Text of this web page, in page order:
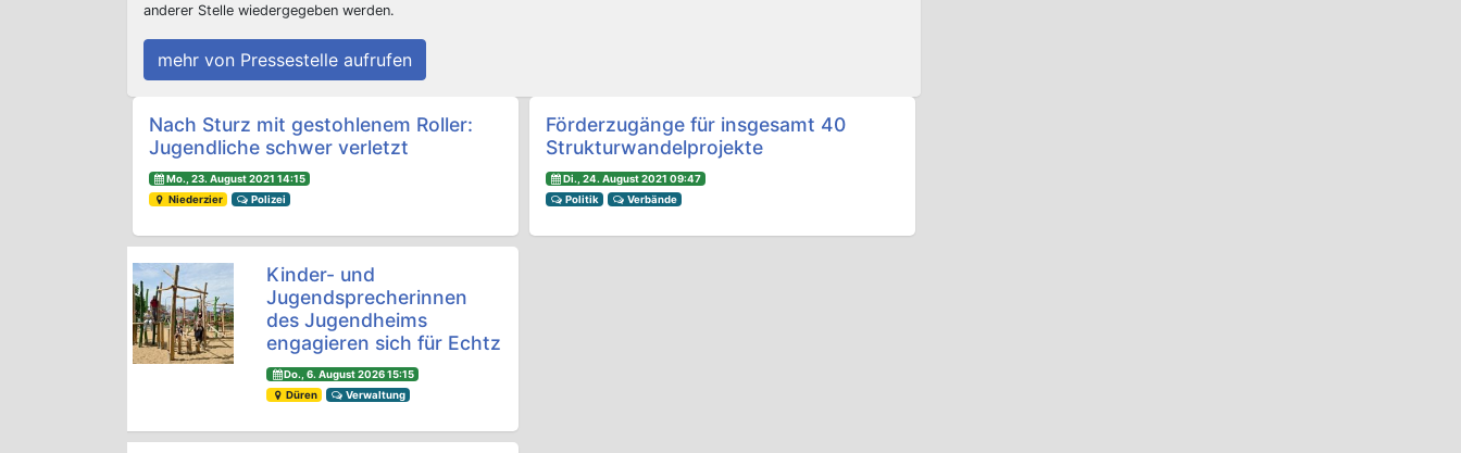
anderer Stelle wiedergegeben werden.
mehr von Pressestelle aufrufen
Beitrags-Navigation
Nach Sturz mit gestohlenem Roller:
Jugendliche schwer verletzt
Mo., 23. August 2021 14:15
Niederzier
Polizei
Förderzugänge für insgesamt 40
Strukturwandelprojekte
Di., 24. August 2021 09:47
Politik
Verbände
Kinder- und
Jugendsprecherinnen
des Jugendheims
engagieren sich für Echtz
Do., 6. August 2026 15:15
Düren
Verwaltung